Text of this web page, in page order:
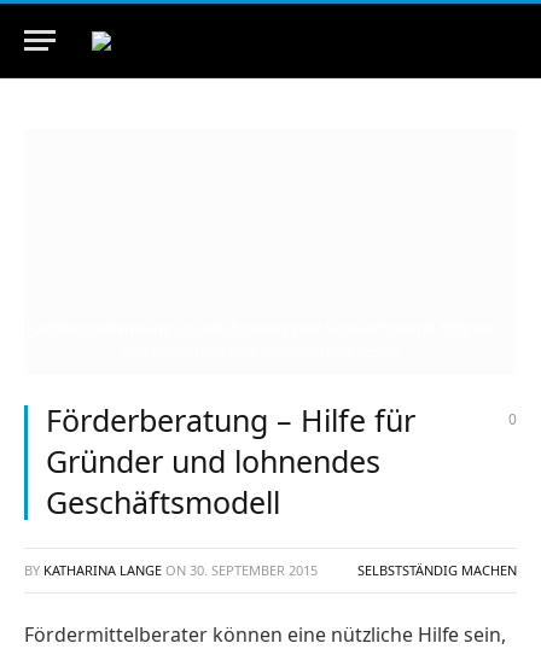
Förderberatung – Hilfe für
Gründer und lohnendes
Geschäftsmodell
0
BY KATHARINA LANGE ON 30. SEPTEMBER 2015 SELBSTSTÄNDIG MACHEN
Fördermittelberater können eine nützliche Hilfe sein,